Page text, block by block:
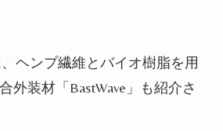
、ヘンプ繊維とバイオ樹脂を用
外装材「BastWave」も紹介さ